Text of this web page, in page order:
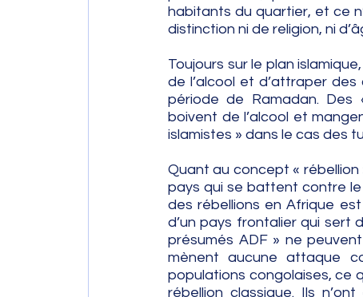
habitants du quartier, et ce
distinction ni de religion, ni
Toujours sur le plan
de l’alcool et d’attraper
période de Ramadan. Des
boivent de l’alcool et
islamistes » dans le cas des
Quant au concept « rébellion
pays qui se battent contre le
des rébellions en Afrique
d’un pays frontalier qui sert
présumés ADF » ne
mènent aucune attaque
populations congolaises, ce
rébellion classique. Ils